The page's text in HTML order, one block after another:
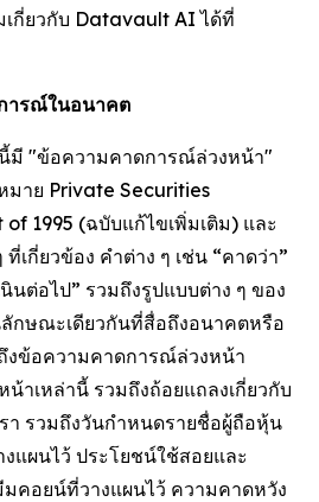
เกี่ยวกับ Datavault AI ได้ที่
ารณ์ในอนาคต
มี "ข้อความคาดการณ์ล่วงหน้า"
าย Private Securities
1995 (ฉบับแก้ไขเพิ่มเติม) และ
กี่ยวข้อง คำต่าง ๆ เช่น “คาดว่า”
นต่อไป” รวมถึงรูปแบบต่าง ๆ ของ
กษณะเดียวกันที่สื่อถึงอนาคตหรือ
งข้อความคาดการณ์ล่วงหน้า
าเหล่านี้ รวมถึงถ้อยแถลงเกี่ยวกับ
า รวมถึงวันกำหนดรายชื่อผู้ถือหุ้น
แผนไว้ ประโยชน์ใช้สอยและ
คอยน์ที่วางแผนไว้ ความคาดหวัง